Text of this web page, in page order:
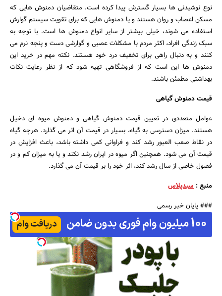
نوع نوشیدنی ها بسیار گسترش پیدا کرده است. متقاضیان دمنوش هایی که
مسکن اعصاب و روان هستند و یا دمنوش هایی که برای تقویت سیستم گوارش
استفاده می شوند، خیلی بیشتر از سایر انواع دمنوش ها است. با توجه به
سبک زندگی افراد، اکثر مردم با مشکلات عصبی و گوارشی دست و پنجه نرم می
کنند و به دنبال راهی برای تخفیف درد خود هستند. نکته مهم در خرید این
دمنوش ها این است که از فروشگاهی تهیه شود که از نظر رعایت نکات
بهداشتی مطمئن باشند.
قیمت دمنوش گیاهی
عوامل متعددی در تعیین قیمت دمنوش گیاهی و دمنوش میوه ای دخیل
هستند. میزان دسترسی به گیاه، بسیار در قیمت آن اثر می گذارد. هرچه گیاه
در نقاط صعب العبور رشد کند و فراوانی کمی داشته باشد، باعث افزایش در
قیمت آن می شود. همچنین اگر میوه در ایران رشد نکند و یا به میزان کم و در
فصول خاصی از سال رشد کند، اثر خود را بر قیمت آن می گذارد.
منبع : سبدپلاس
### پایان خبر رسمی